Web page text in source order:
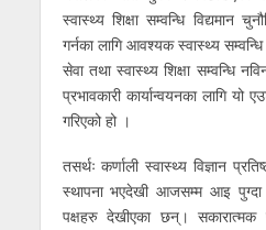
स्वास्थ्य शिक्षा सम्वन्धि विद्यमान
गर्नका लागि आवश्यक स्वास्थ्य
सेवा तथा स्वास्थ्य शिक्षा सम्वन्धि
प्रभावकारी कार्यान्वयनका लागि यो
गरिएको हो ।
तसर्थः कर्णाली स्वास्थ्य विज्ञान
स्थापना भएदेखी आजसम्म आइ
पक्षहरु देखीएका छन्।